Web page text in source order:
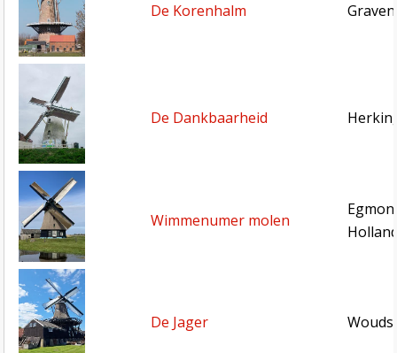
De Korenhalm
De Dankbaarheid
Wimmenumer molen
De Jager